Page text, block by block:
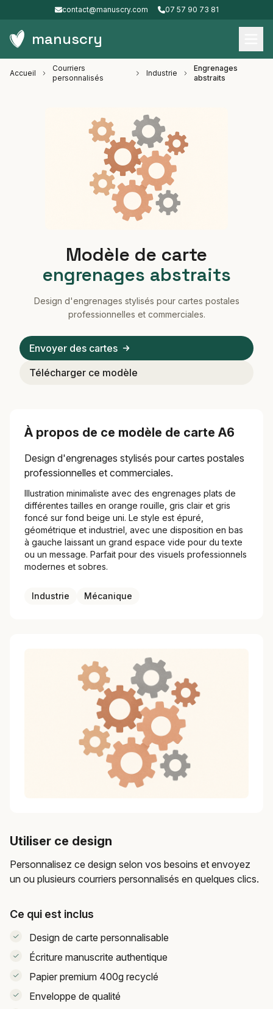
contact@manuscry.com 07 57 90 73 81
manuscry
Accueil
Courriers
personnalisés
Industrie
Engrenages
abstraits
Modèle de carte
engrenages abstraits
Design d'engrenages stylisés pour cartes postales
professionnelles et commerciales.
Envoyer des cartes
Télécharger ce modèle
À propos de ce modèle de carte A6
Design d'engrenages stylisés pour cartes postales
professionnelles et commerciales.
Illustration minimaliste avec des engrenages plats de
différentes tailles en orange rouille, gris clair et gris
foncé sur fond beige uni. Le style est épuré,
géométrique et industriel, avec une disposition en bas
à gauche laissant un grand espace vide pour du texte
ou un message. Parfait pour des visuels professionnels
modernes et sobres.
Industrie Mécanique
Utiliser ce design
Personnalisez ce design selon vos besoins et envoyez
un ou plusieurs courriers personnalisés en quelques clics.
Ce qui est inclus
Design de carte personnalisable
Écriture manuscrite authentique
Papier premium 400g recyclé
Enveloppe de qualité